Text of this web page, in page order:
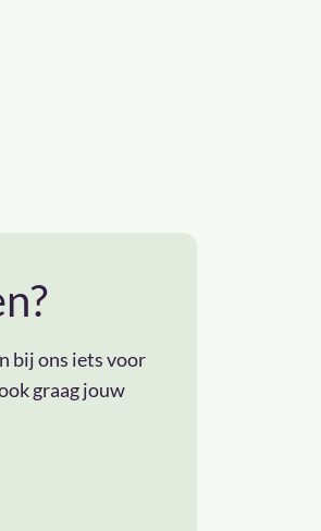
bij ons iets voor
graag jouw